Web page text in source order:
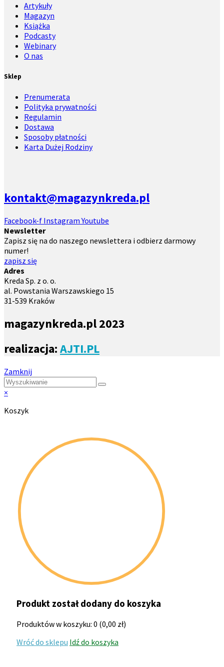
Artykuły
Magazyn
Książka
Podcasty
Webinary
O nas
Sklep
Prenumerata
Polityka prywatności
Regulamin
Dostawa
Sposoby płatności
Karta Dużej Rodziny
kontakt@magazynkreda.pl
Facebook-f Instagram Youtube
Newsletter
Zapisz się na do naszego newslettera i odbierz darmowy
numer!
zapisz się
Adres
Kreda Sp. z o. o.
al. Powstania Warszawskiego 15
31-539 Kraków
magazynkreda.pl 2023
realizacja:AJTI.PL
Zamknij
×
Koszyk
Produkt został dodany do koszyka
Produktów w koszyku: 0 (0,00 zł)
Wróć do sklepu Idź do koszyka